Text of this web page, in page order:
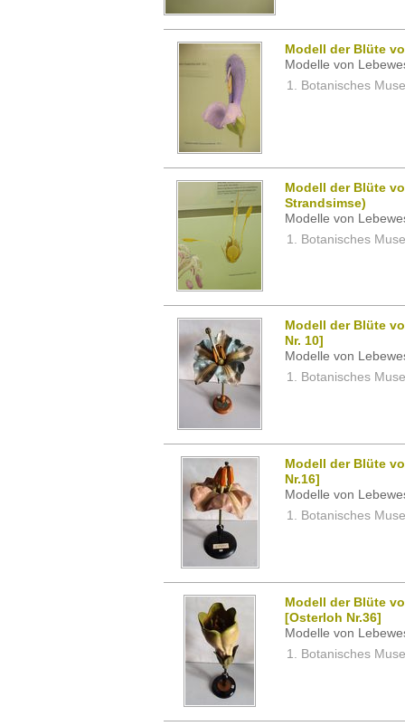
Modell der Blüte
Modelle von
Botanisches
Modell der Blüte
Strandsimse)
Modelle von
Botanisches
Modell der Blüte
Nr. 10]
Modelle von
Botanisches
Modell der Blüte
Nr.16]
Modelle von
Botanisches
Modell der Blüte
[Osterloh Nr.36]
Modelle von
Botanisches